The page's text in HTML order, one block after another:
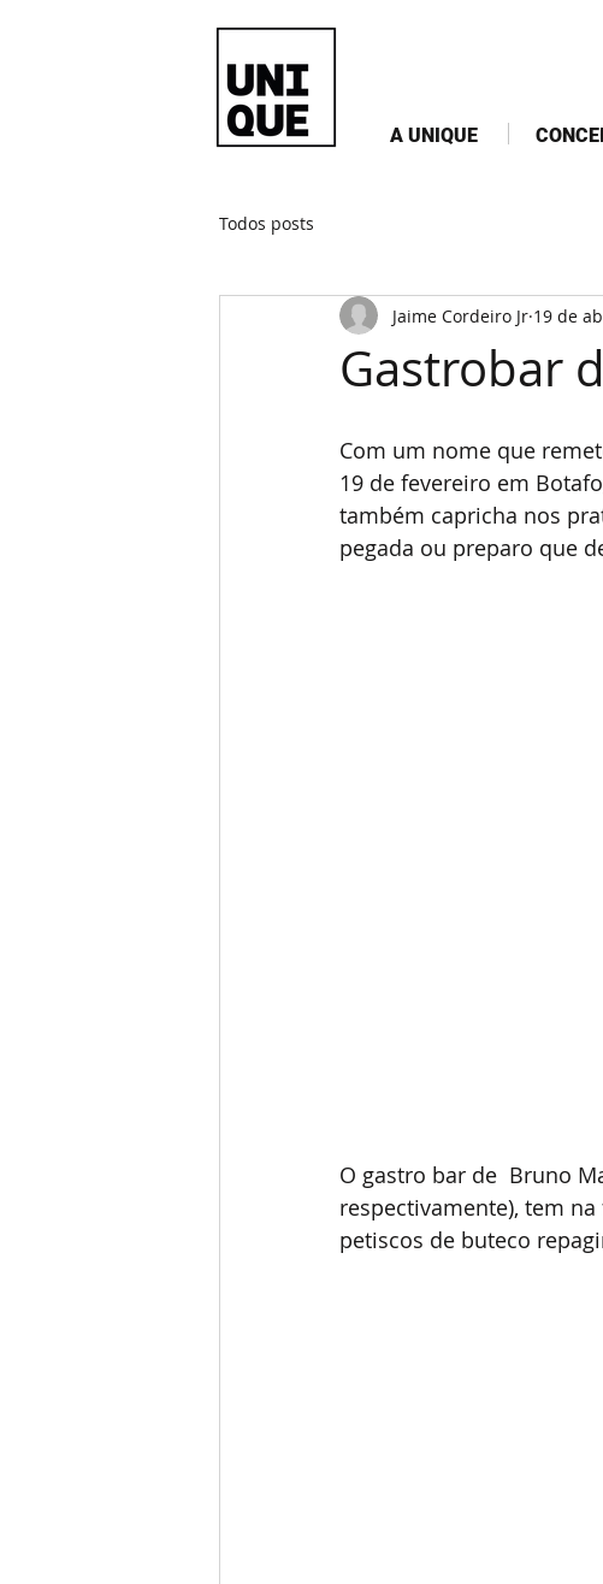
A UNIQUE
Todos posts
Gastrobar
Jaime Cordeiro Jr 19 de
Com um nome que
19 de fevereiro em
também capricha nos
pegada ou preparo que
O gastro bar de  Bruno
respectivamente), tem
petiscos de buteco